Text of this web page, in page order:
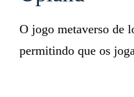
O jogo metaverso de
permitindo que os